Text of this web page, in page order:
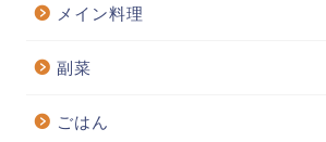
メイン料理
副菜
ごはん